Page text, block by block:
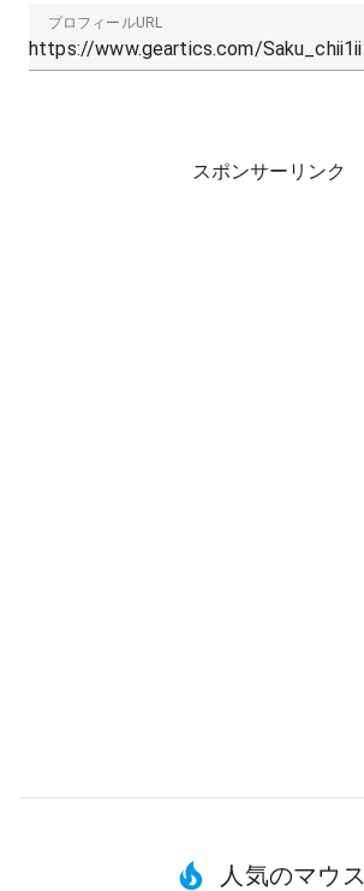
プロフィールURL
スポンサーリンク
人気のマウス